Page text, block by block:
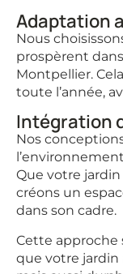
Adaptation
Nous
prospèrent
Montpellier.
toute l’année,
Intégration
Nos
Que votre
créons un
dans son cadre.
Cette approche
que votre jardin